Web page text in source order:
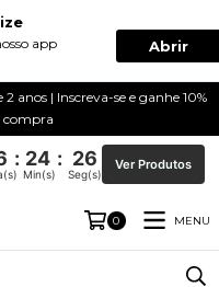
app Abrir
anos | Inscreva-se e ganhe 10%
compra
: 24 : 25
Min(s) Seg(s)
Ver Produtos
0 MENU